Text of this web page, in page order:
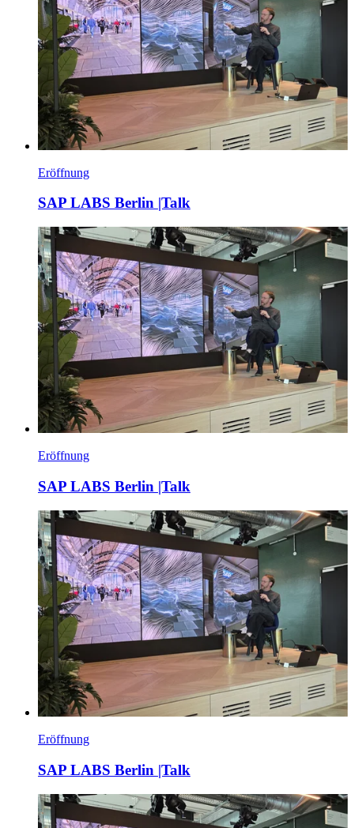
Eröffnung
SAP LABS Berlin |Talk
Eröffnung
SAP LABS Berlin |Talk
Eröffnung
SAP LABS Berlin |Talk